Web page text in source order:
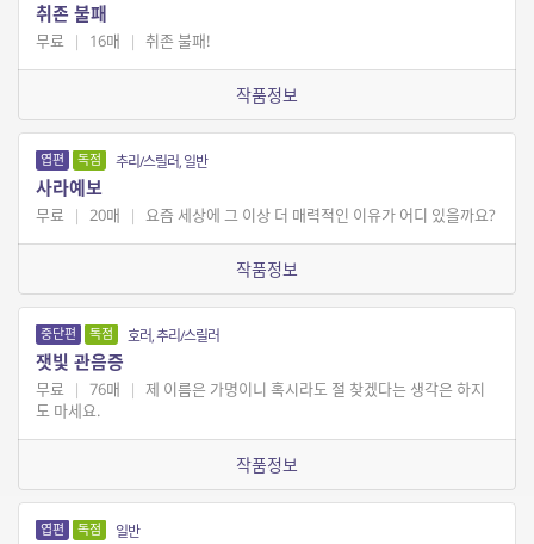
취존 불패
무료 | 16매 | 취존 불패!
작품정보
엽편 독점 추리/스릴러, 일반
사라예보
무료 | 20매 | 요즘 세상에 그 이상 더 매력적인 이유가 어디 있을까요?
작품정보
중단편 독점 호러, 추리/스릴러
잿빛 관음증
무료 | 76매 | 제 이름은 가명이니 혹시라도 절 찾겠다는 생각은 하지
도 마세요.
작품정보
엽편 독점 일반